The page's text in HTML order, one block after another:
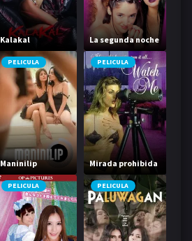
Kalakal La segunda noche
PELICULA
Maninilip
PELICULA
Mirada prohibida
PELICULA PELICULA